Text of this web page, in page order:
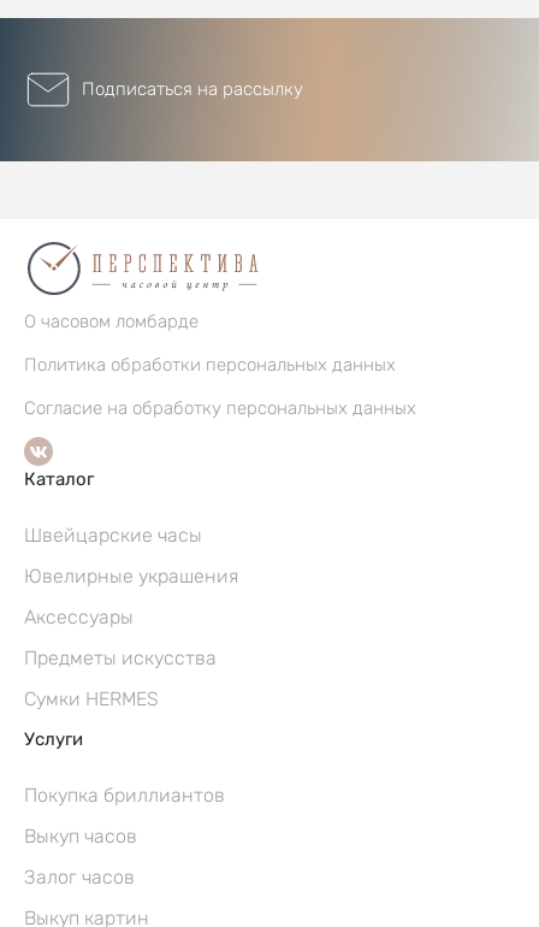
Подписаться на рассылку
О часовом ломбарде
Политика обработки персональных данных
Согласие на обработку персональных данных
Каталог
Швейцарские часы
Ювелирные украшения
Аксессуары
Предметы искусства
Сумки HERMES
Услуги
Покупка бриллиантов
Выкуп часов
Залог часов
Выкуп картин